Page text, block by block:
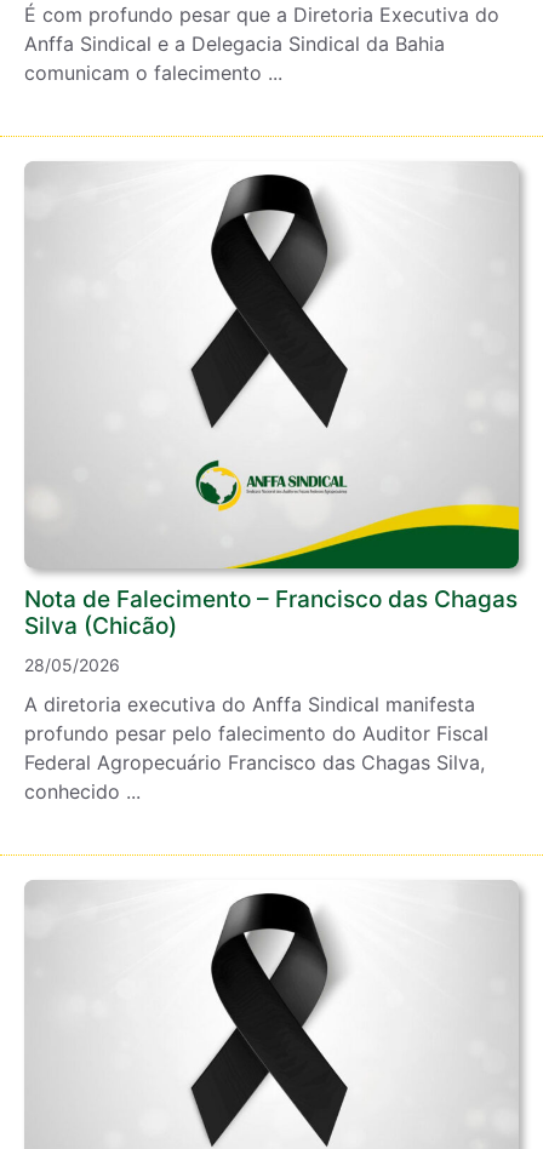
É com profundo pesar que a Diretoria Executiva do
Anffa Sindical e a Delegacia Sindical da Bahia
comunicam o falecimento ...
Nota de Falecimento – Francisco das Chagas
Silva (Chicão)
28/05/2026
A diretoria executiva do Anffa Sindical manifesta
profundo pesar pelo falecimento do Auditor Fiscal
Federal Agropecuário Francisco das Chagas Silva,
conhecido ...